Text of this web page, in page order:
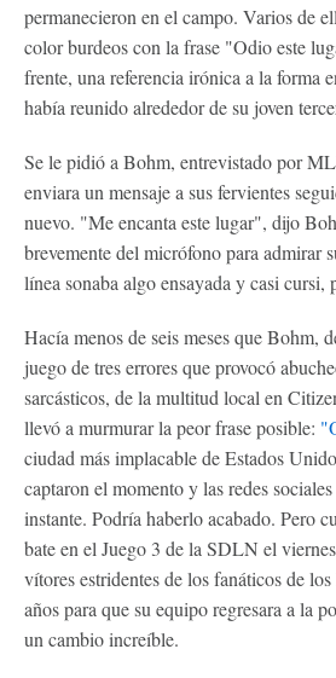
permanecieron en el campo. Varios de
color burdeos con la frase "Odio este
frente, una referencia irónica a la forma
había reunido alrededor de su joven
Se le pidió a Bohm, entrevistado por
enviara un mensaje a sus fervientes
nuevo. "Me encanta este lugar", dijo
brevemente del micrófono para admirar
línea sonaba algo ensayada y casi cursi,
Hacía menos de seis meses que Bohm,
juego de tres errores que provocó
sarcásticos, de la multitud local en
llevó a murmurar la peor frase posible:
ciudad más implacable de Estados
captaron el momento y las redes
instante. Podría haberlo acabado. Pero
bate en el Juego 3 de la SDLN el
vítores estridentes de los fanáticos de
años para que su equipo regresara a la
un cambio increíble.